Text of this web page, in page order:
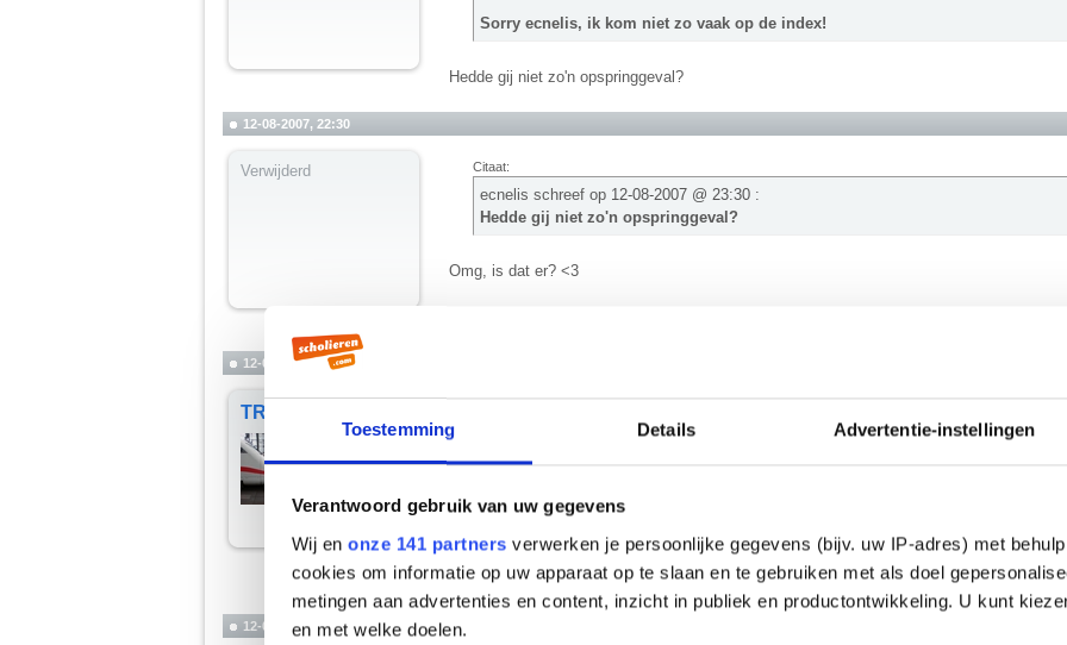
Toestemming Details Advertentie-instellingen
Verantwoord gebruik van uw gegevens
Wij en onze 141 partners verwerken je persoonlijke gegevens (bijv. uw IP-adres) met
cookies om informatie op uw apparaat op te slaan en te gebruiken met als doel
metingen aan advertenties en content, inzicht in publiek en productontwikkeling. U kunt
en met welke doelen.
Sorry ecnelis, ik kom niet zo vaak op de index!
Hedde gij niet zo'n opspringgeval?
12-08-2007, 22:30
Verwijderd Citaat:
ecnelis schreef op 12-08-2007 @ 23:30 :
Hedde gij niet zo'n opspringgeval?
Omg, is dat er? <3
12-08-2007, 22:31
TRA
12-08-2007 @ 23:29
Oh god TRA.. het met elkaar eens zijn, dezelfde opmerking maken.. 't gaat
Bergafwaarts?
We denderen zo de Marianentrog in, het diepste punt ligt daar op -11.035m.
__________________
"#25 maart 2005: Quiana is op De Kantine vervangen door PV"
12-08-2007, 22:31